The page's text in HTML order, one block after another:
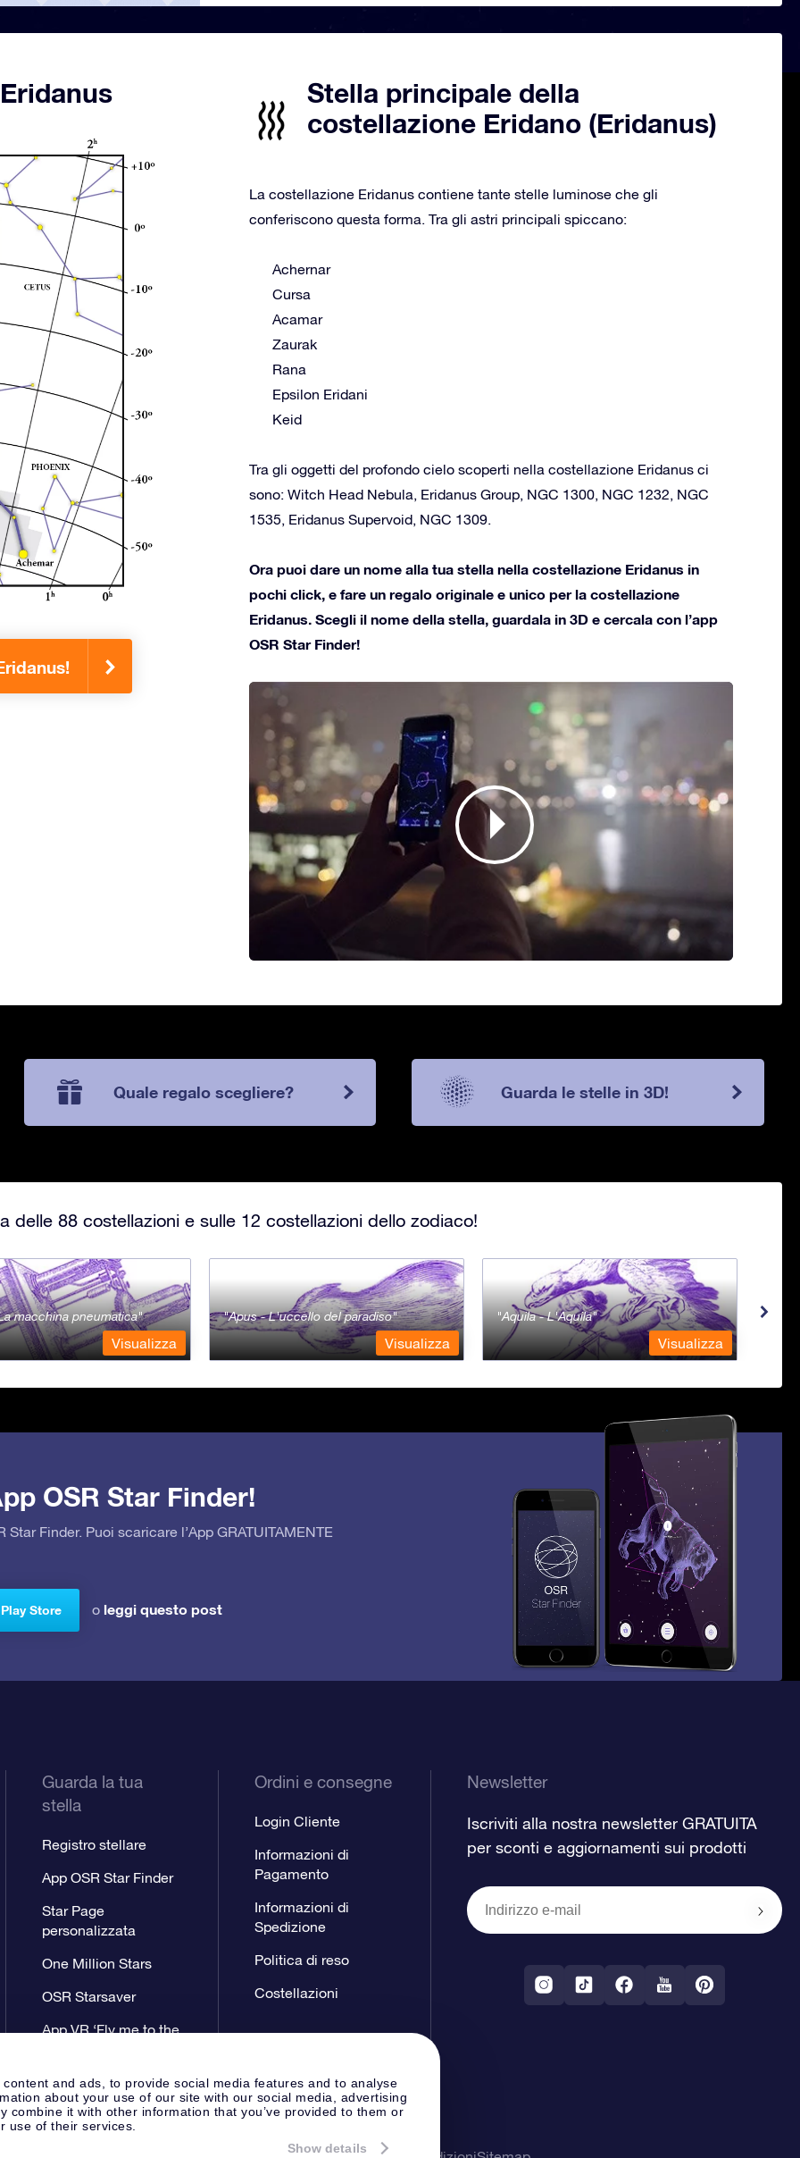
and ads, to provide social media features and to analyse
about your use of our site with our social media, advertising
combine it with other information that you’ve provided to them or
use of their services.
Show details
Stella principale della
costellazione Eridano (Eridanus)
La costellazione Eridanus contiene tante stelle luminose che gli
conferiscono questa forma. Tra gli astri principali spiccano:
Achernar
Cursa
Acamar
Zaurak
Rana
Epsilon Eridani
Keid
Tra gli oggetti del profondo cielo scoperti nella costellazione Eridanus ci
sono: Witch Head Nebula, Eridanus Group, NGC 1300, NGC 1232, NGC
1535, Eridanus Supervoid, NGC 1309.
Ora puoi dare un nome alla tua stella nella costellazione Eridanus in
pochi click, e fare un regalo originale e unico per la costellazione
Eridanus. Scegli il nome della stella, guardala in 3D e cercala con l’app
OSR Star Finder!
Quale regalo scegliere? Guarda le stelle in 3D!
delle 88 costellazioni e sulle 12 costellazioni dello zodiaco!
macchina pneumatica
Visualizza
Apus - L'uccello del paradiso
Visualizza
Aquila - L'Aquila
Visualizza
OSR Star Finder!
Finder. Puoi scaricare l’App GRATUITAMENTE
Store o leggi questo post
Guarda la tua
stella
Registro stellare
App OSR Star Finder
Star Page
personalizzata
One Million Stars
OSR Starsaver
App VR ‘Fly me to the
Ordini e consegne
Login Cliente
Informazioni di
Pagamento
Informazioni di
Spedizione
Politica di reso
Costellazioni
Newsletter
Iscriviti alla nostra newsletter GRATUITA
per sconti e aggiornamenti sui prodotti